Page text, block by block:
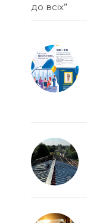
до всіх”